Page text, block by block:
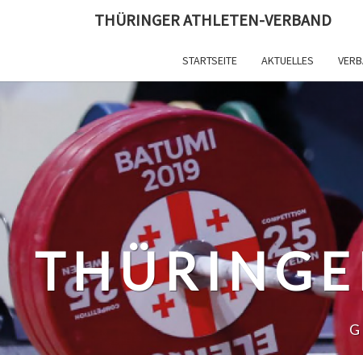
THÜRINGER ATHLETEN-VERBAND
STARTSEITE AKTUELLES